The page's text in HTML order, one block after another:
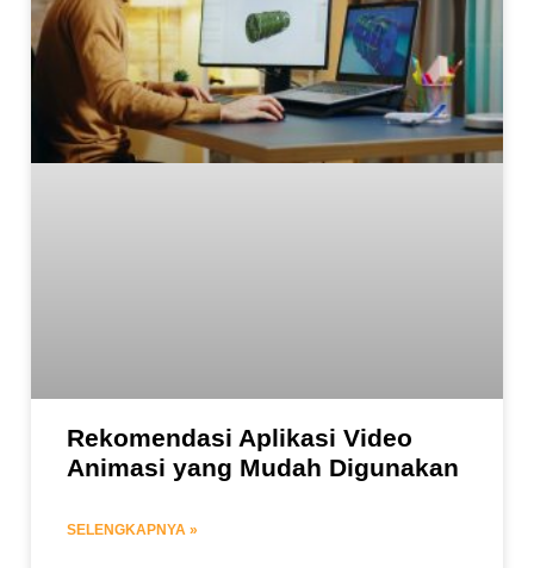
Rekomendasi Aplikasi Video
Animasi yang Mudah Digunakan
SELENGKAPNYA »